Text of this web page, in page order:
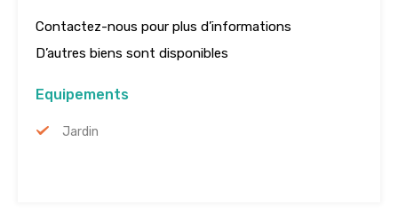
Contactez-nous pour plus d’informations
D’autres biens sont disponibles
Equipements
Jardin